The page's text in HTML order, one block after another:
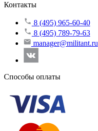
Контакты
8 (495) 965-60-40
8 (495) 789-79-63
manager@militant.ru
Способы оплаты